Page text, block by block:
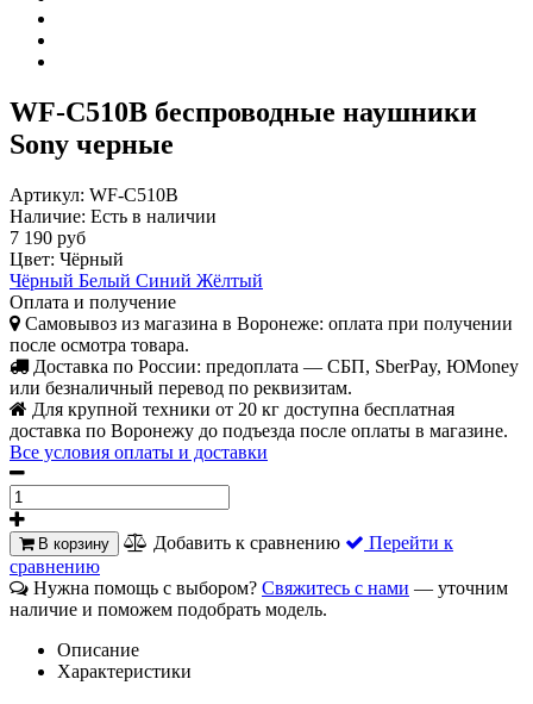
WF-C510B беспроводные наушники
Sony черные
Артикул: WF-C510B
Наличие: Есть в наличии
7 190 руб
Цвет: Чёрный
Чёрный Белый Синий Жёлтый
Оплата и получение
Самовывоз из магазина в Воронеже: оплата при получении
после осмотра товара.
Доставка по России: предоплата — СБП, SberPay, ЮMoney
или безналичный перевод по реквизитам.
Для крупной техники от 20 кг доступна бесплатная
доставка по Воронежу до подъезда после оплаты в магазине.
Все условия оплаты и доставки
В корзину Добавить к сравнению
Перейти к
сравнению
Нужна помощь с выбором? Свяжитесь с нами — уточним
наличие и поможем подобрать модель.
Описание
Характеристики